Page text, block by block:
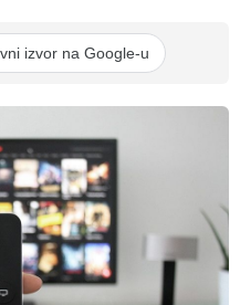
izvor na Google-u